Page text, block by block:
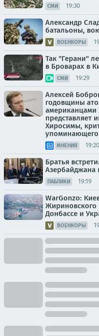
СМИ 19:30
Александр
батальоны,
ВОЕНКОРЫ
Так "Герани"
в Броварах в
СМИ 19:29
Алексей
годовщины
американцами
представляет
Хиросимы,
МНЕНИЯ 19:20
Братья
Азербайджана
ПАБЛИКИ 19:19
WarGonzo:
Жириновского
Донбассе и
ВОЕНКОРЫ